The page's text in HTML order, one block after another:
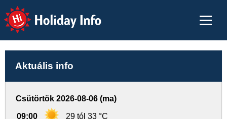
Holiday Info
Aktuális info
Csütörtök 2026-08-06 (ma)
09:00 29 tól 33 °C